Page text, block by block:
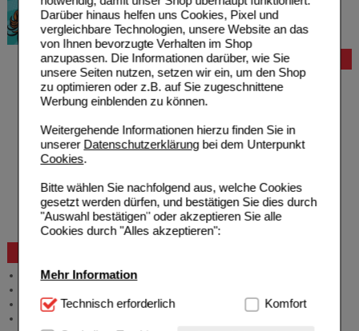
Darüber hinaus helfen uns Cookies, Pixel und
vergleichbare Technologien, unsere Website an das
von Ihnen bevorzugte Verhalten im Shop
anzupassen. Die Informationen darüber, wie Sie
unsere Seiten nutzen, setzen wir ein, um den Shop
zu optimieren oder z.B. auf Sie zugeschnittene
Werbung einblenden zu können.
Weitergehende Informationen hierzu finden Sie in
unserer Datenschutzerklärungbei dem Unterpunkt
Cookies.
Bitte wählen Sie nachfolgend aus, welche Cookies
gesetzt werden dürfen, und bestätigen Sie dies durch
"Auswahl bestätigen" oder akzeptieren Sie alle
Cookies durch "Alles akzeptieren":
Mehr Information
Technisch Notwendig:Hierbei handelt es sich um
Technisch erforderlich Komfort
Bestellung
Hilfe zur Anmeldung
Hilfe zum Bestellvorgang
Rezepte einlösen
Freiumschläge anfordern
Freiumschläge downloaden
Reklamation
Widerrufsformular
Problembehebung
Bestellschein
Allgemeine Information
Meldung Arzneimittelrisiken